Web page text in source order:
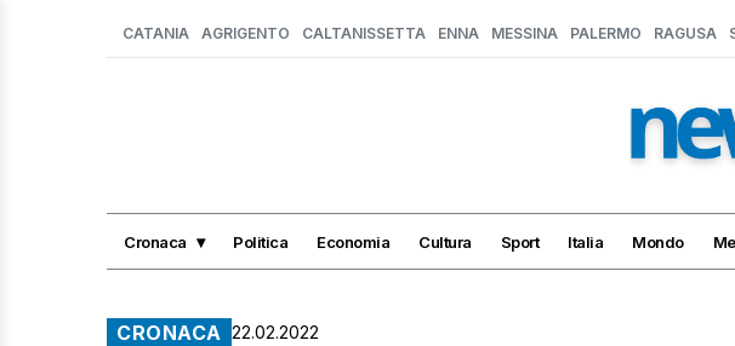
CATANIA AGRIGENTO CALTANISSETTA ENNA MESSINA PALERMO RAGUSA
Cronaca Politica Economia Cultura Sport Italia Mondo
CRONACA 22.02.2022